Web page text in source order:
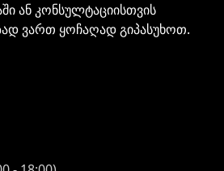
ან კონსულტაციისთვის
ვართ ყოჩაღად გიპასუხოთ.